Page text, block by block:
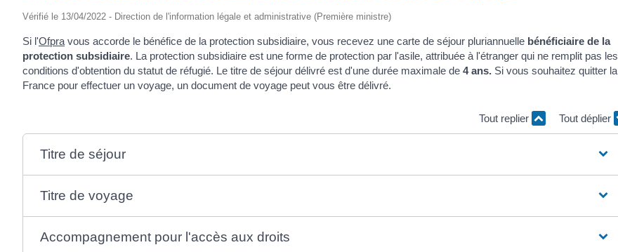
Vérifié le 13/04/2022 - Direction de l'information légale et administrative (Première ministre)
Si l'Ofpra vous accorde le bénéfice de la protection subsidiaire, vous recevez une carte de séjour pluriannuelle bénéficiaire de la
protection subsidiaire. La protection subsidiaire est une forme de protection par l'asile, attribuée à l'étranger qui ne remplit pas les
conditions d'obtention du statut de réfugié. Le titre de séjour délivré est d'une durée maximale de 4 ans. Si vous souhaitez quitter la
France pour effectuer un voyage, un document de voyage peut vous être délivré.
Tout replier Tout déplier
Titre de séjour
Titre de voyage
Accompagnement pour l'accès aux droits